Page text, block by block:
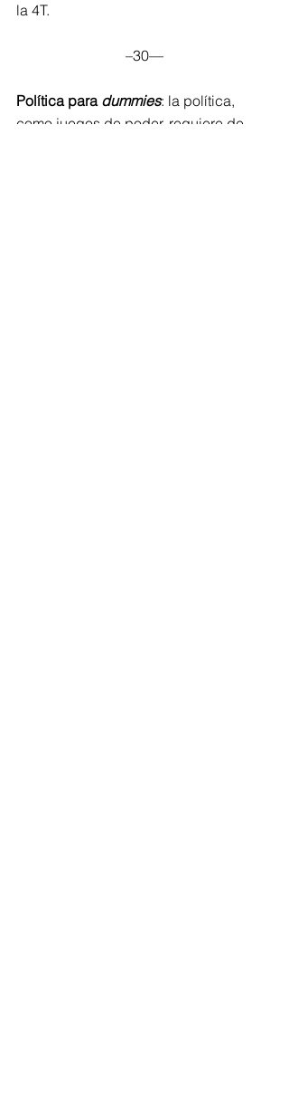
la 4T.
–30—
Política para dummies: la política,
como juegos de poder, requiere de